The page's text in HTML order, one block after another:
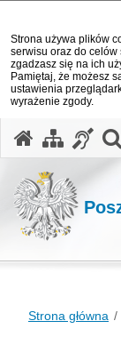
Strona używa plików
serwisu oraz do celów
zgadzasz się na ich
Pamiętaj, że możesz
ustawienia
wyrażenie zgody.
Strona główna